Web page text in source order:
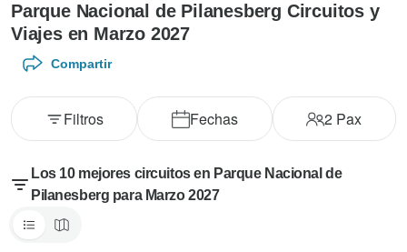
Parque Nacional de Pilanesberg Circuitos y
Viajes en Marzo 2027
Compartir
Fechas 2 Pax
Filtros
Los 10 mejores circuitos en Parque Nacional de
Pilanesberg para Marzo 2027